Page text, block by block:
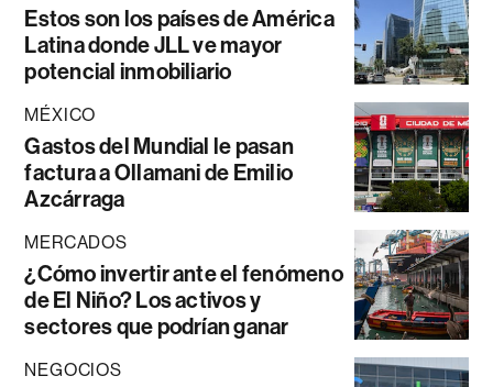
Estos son los países de América
Latina donde JLL ve mayor
potencial inmobiliario
MÉXICO
Gastos del Mundial le pasan
factura a Ollamani de Emilio
Azcárraga
MERCADOS
¿Cómo invertir ante el fenómeno
de El Niño? Los activos y
sectores que podrían ganar
NEGOCIOS